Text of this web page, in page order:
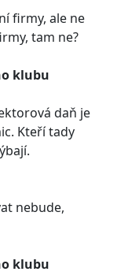
firmy, ale ne
tam ne?
klubu
daň je
Kteří tady
nebude,
klubu